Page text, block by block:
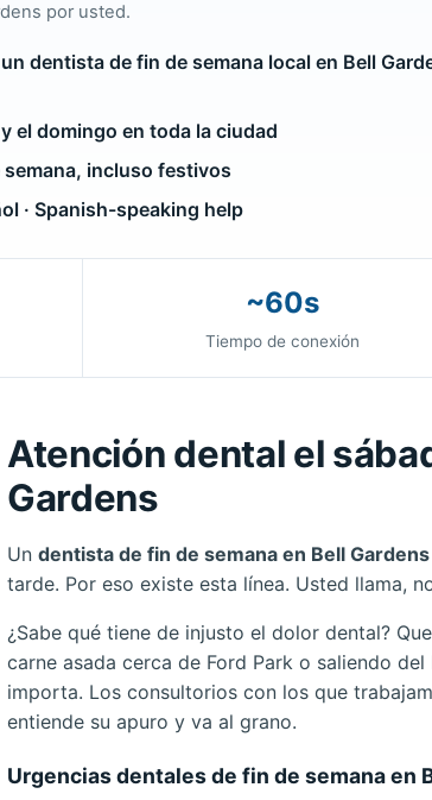
por usted.
dentista de fin de semana local en Bell
el domingo en toda la ciudad
incluso festivos
· Spanish-speaking help
~60s
Tiempo de conexión
Atención dental el
Gardens
Un dentista de fin de semana en Bell Gardens
tarde. Por eso existe esta línea. Usted llama,
¿Sabe qué tiene de injusto el dolor dental?
carne asada cerca de Ford Park o saliendo
importa. Los consultorios con los que
entiende su apuro y va al grano.
Urgencias dentales de fin de semana en